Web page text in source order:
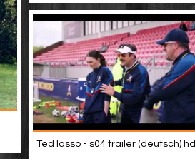
Ted lasso - s04 trailer (deutsch) hd